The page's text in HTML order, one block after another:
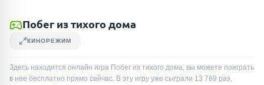
Побег из тихого дома
КИНОРЕЖИМ
Здесь находится онлайн игра Побег из тихого дома, вы можете поиграть
в нее бесплатно прямо сейчас. В эту игру уже сыграли 13 789 раз,